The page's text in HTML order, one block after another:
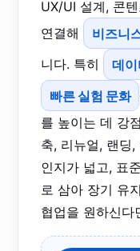
UX/UI 설계, 콘
연결해
비즈니
니다. 특히
데이
빠른 실험 문화
를 높이는 데 강
축, 리뉴얼, 랜딩
인지가 넓고, 표
로 삼아 장기 유
협업을 원하신다